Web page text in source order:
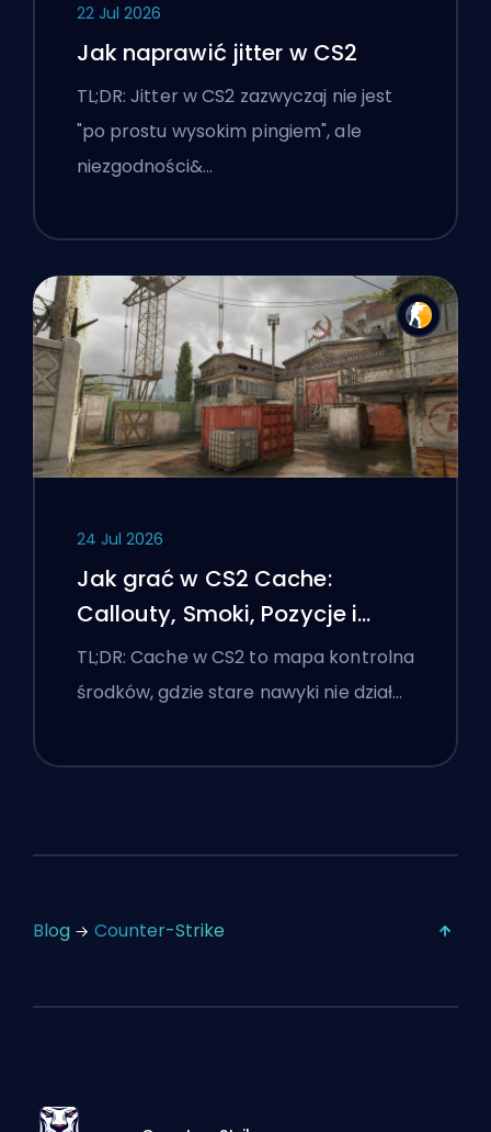
22 Jul 2026
Jak naprawić jitter w CS2
TL;DR: Jitter w CS2 zazwyczaj nie jest
"po prostu wysokim pingiem", ale
niezgodności&…
24 Jul 2026
Jak grać w CS2 Cache:
Callouty, Smoki, Pozycje i
Wskazówki Premier
TL;DR: Cache w CS2 to mapa kontrolna
środków, gdzie stare nawyki nie dział…
Blog Counter-Strike